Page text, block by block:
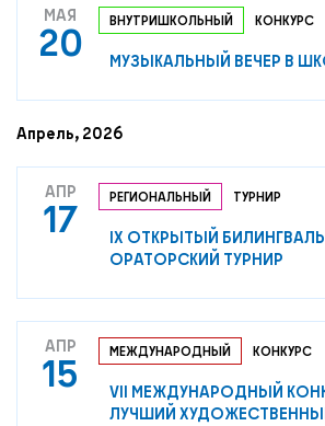
МАЯ
20 ВНУТРИШКОЛЬНЫЙ КОНКУРС
МУЗЫКАЛЬНЫЙ ВЕЧЕР В
Апрель, 2026
АПР
17 РЕГИОНАЛЬНЫЙ ТУРНИР
IX ОТКРЫТЫЙ
ОРАТОРСКИЙ ТУРНИР
АПР
15 МЕЖДУНАРОДНЫЙ КОНКУРС
VII МЕЖДУНАРОДНЫЙ
ЛУЧШИЙ